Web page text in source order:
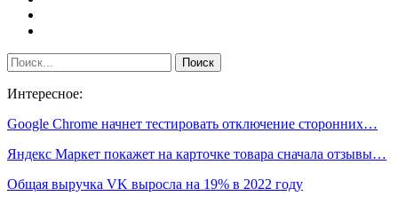
Интересное:
Google Chrome начнет тестировать отключение сторонних…
Яндекс Маркет покажет на карточке товара сначала отзывы…
Общая выручка VK выросла на 19% в 2022 году